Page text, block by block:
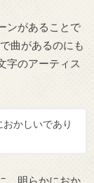
ンがあることで
曲があるのにも
字のアーティス
おかしいであり
、明らかにおか